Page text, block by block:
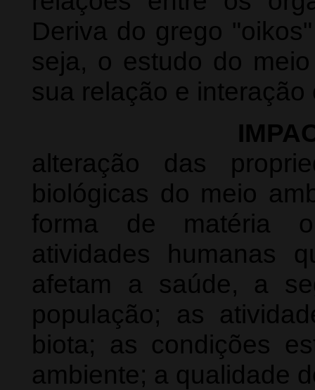
Deriva do grego
seja, o estudo do
sua relação e
alteração das
biológicas do meio
forma de matéria
atividades humanas
afetam a saúde, a
população; as
biota; as condições
ambiente; a qualidade